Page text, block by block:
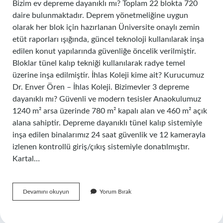
Bizim ev depreme dayanıklı mı? Toplam 22 blokta 720
daire bulunmaktadır. Deprem yönetmeliğine uygun
olarak her blok için hazırlanan Üniversite onaylı zemin
etüt raporları ışığında, güncel teknoloji kullanılarak inşa
edilen konut yapılarında güvenliğe öncelik verilmiştir.
Bloklar tünel kalıp tekniği kullanılarak radye temel
üzerine inşa edilmiştir. İhlas Koleji kime ait? Kurucumuz
Dr. Enver Ören – İhlas Koleji. Bizimevler 3 depreme
dayanıklı mı? Güvenli ve modern tesisler Anaokulumuz
1240 m² arsa üzerinde 780 m² kapalı alan ve 460 m² açık
alana sahiptir. Depreme dayanıklı tünel kalıp sistemiyle
inşa edilen binalarımız 24 saat güvenlik ve 12 kamerayla
izlenen kontrollü giriş/çıkış sistemiyle donatılmıştır.
Kartal…
Devamını okuyun
Koleji
Yorum Bırak